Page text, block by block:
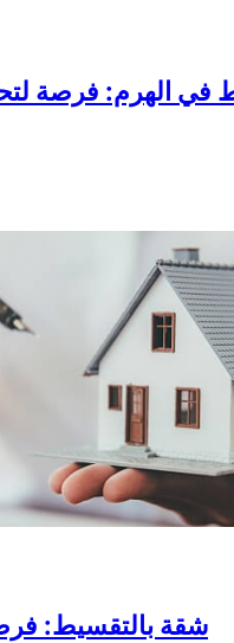
في الهرم: فرصة
شقة بالتقسيط: